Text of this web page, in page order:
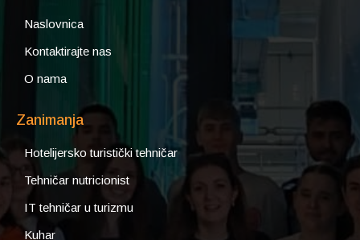
Naslovnica
Kontaktirajte nas
O nama
Zanimanja
Hotelijersko turistički tehničar
Tehničar nutricionist
IT tehničar u turizmu
Kuhar